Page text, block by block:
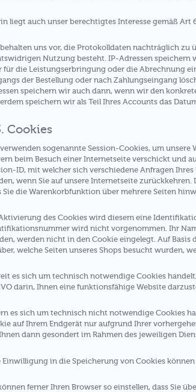
liegt auch unser berechtigtes Interesse gemäß Art 6
uns vor, die Protokolldaten nachträglich
Nutzung besteht. IP-Adressen speichern
für die Leistungserbringung oder die Abrechnung
der Bestellung oder nach Zahlungseingang
speichern wir auch dann, wenn wir den
speichern wir als Teil Ihres Accounts das
Cookies
sogenannte Session-Cookies, um
beim Besuch einer Internetseite verschickt und
ID, mit welcher sich verschiedene Anfragen
wenn Sie auf unsere Internetseite zurückkehren.
Sie die Warenkorbfunktion über mehrere Seiten
des Cookies wird diesem eine
wird nicht vorgenommen. Ihr
werden nicht in den Cookie eingelegt. Auf
welche Seiten unseres Shops besucht wurden,
es sich um technisch notwendige Cookies
darin, Ihnen eine funktionsfähige Website
es sich um technisch nicht notwendige Cookies
auf Ihrem Endgerät nur aufgrund Ihrer
dann gesondert im Rahmen des jeweiligen
Einwilligung in die Speicherung von Cookies
ferner Ihren Browser so einstellen, dass Sie